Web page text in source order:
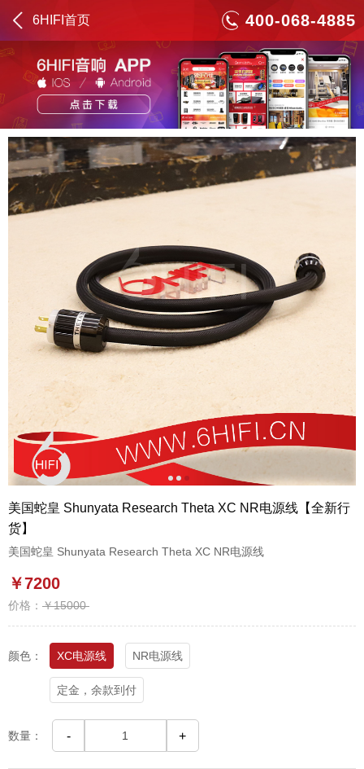
6HIFI首页 400-068-4885
1 23
美国蛇皇 Shunyata Research Theta XC NR电源线【全新行
货】
美国蛇皇 Shunyata Research Theta XC NR电源线
￥7200
价格： ￥15000
颜色： XC电源线 NR电源线
定金，余款到付
数量： - +